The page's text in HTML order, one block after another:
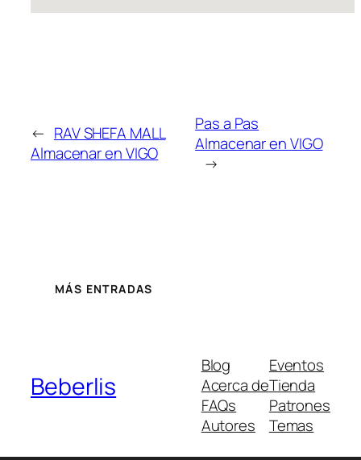
← RAV SHEFA MALL
Almacenar en VIGO
Pas a Pas
Almacenar en VIGO
→
MÁS ENTRADAS
Beberlis
Blog
Acerca de
FAQs
Autores
Eventos
Tienda
Patrones
Temas